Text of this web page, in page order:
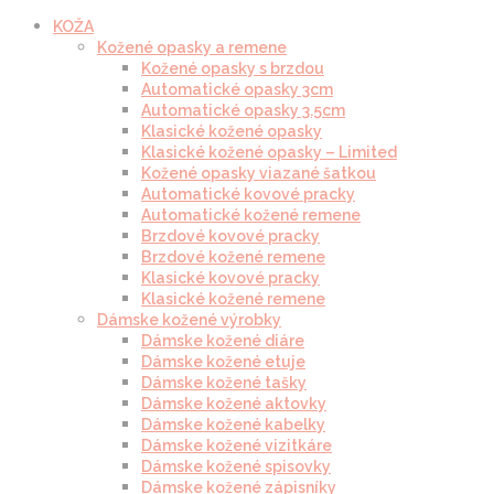
KOŽA
Kožené opasky a remene
Kožené opasky s brzdou
Automatické opasky 3cm
Automatické opasky 3.5cm
Klasické kožené opasky
Klasické kožené opasky – Limited
Kožené opasky viazané šatkou
Automatické kovové pracky
Automatické kožené remene
Brzdové kovové pracky
Brzdové kožené remene
Klasické kovové pracky
Klasické kožené remene
Dámske kožené výrobky
Dámske kožené diáre
Dámske kožené etuje
Dámske kožené tašky
Dámske kožené aktovky
Dámske kožené kabelky
Dámske kožené vizitkáre
Dámske kožené spisovky
Dámske kožené zápisníky